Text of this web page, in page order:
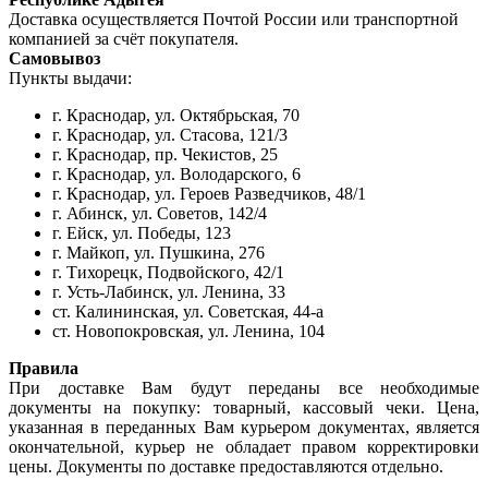
Доставка осуществляется Почтой России или транспортной
компанией за счёт покупателя.
Самовывоз
Пункты выдачи:
г. Краснодар, ул. Октябрьская, 70
г. Краснодар, ул. Стасова, 121/3
г. Краснодар, пр. Чекистов, 25
г. Краснодар, ул. Володарского, 6
г. Краснодар, ул. Героев Разведчиков, 48/1
г. Абинск, ул. Советов, 142/4
г. Ейск, ул. Победы, 123
г. Майкоп, ул. Пушкина, 276
г. Тихорецк, Подвойского, 42/1
г. Усть-Лабинск, ул. Ленина, 33
ст. Калининская, ул. Советская, 44-а
ст. Новопокровская, ул. Ленина, 104
Правила
При доставке Вам будут переданы все необходимые
документы на покупку: товарный, кассовый чеки. Цена,
указанная в переданных Вам курьером документах, является
окончательной, курьер не обладает правом корректировки
цены. Документы по доставке предоставляются отдельно.